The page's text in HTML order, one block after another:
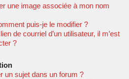
une image associée à mon nom
puis-je le modifier ?
de courriel d’un utilisateur, il m’est
?
un sujet dans un forum ?